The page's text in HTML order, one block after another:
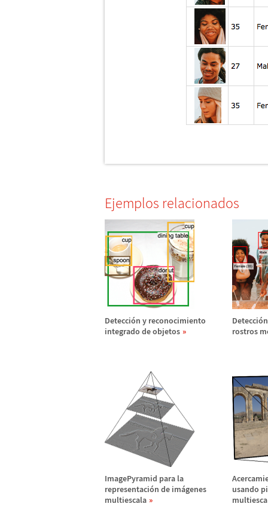
Ejemplos relacionados
Detección y reconocimiento
integrado de objetos
Detecció
rostros
ImagePyramid para la
representación de imágenes
multiescala
usando